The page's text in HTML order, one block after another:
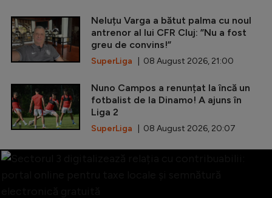
Neluțu Varga a bătut palma cu noul
antrenor al lui CFR Cluj: ”Nu a fost
greu de convins!”
SuperLiga | 08 August 2026, 21:00
Nuno Campos a renunțat la încă un
fotbalist de la Dinamo! A ajuns în
Liga 2
SuperLiga | 08 August 2026, 20:07